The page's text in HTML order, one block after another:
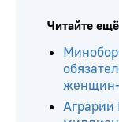
Читайте ещё
женщин-
Аграрии